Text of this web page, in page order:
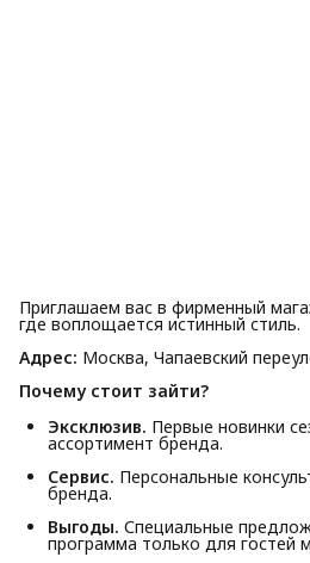
Приглашаем вас в фирменный
где воплощается истинный стиль.
Адрес: Москва, Чапаевский
Почему стоит зайти?
Эксклюзив. Первые новинки
ассортимент бренда.
Сервис. Персональные
бренда.
Выгоды. Специальные
программа только для гостей